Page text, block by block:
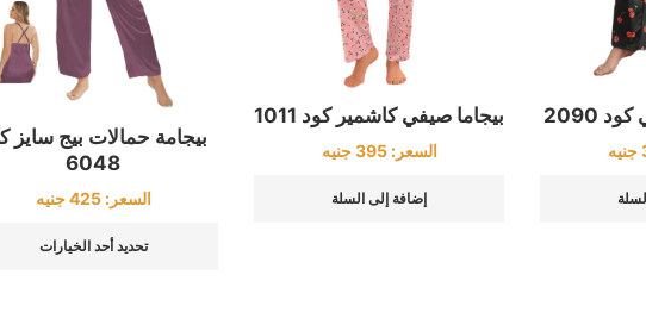
2090
جنيه
بيجاما صيفي كاشمير كود 1011
السعر:395 جنيه
إضافة إلى السلة
بيجامة حمالات بيج سايز
6048
السعر:425 جنيه
تحديد أحد الخيارات